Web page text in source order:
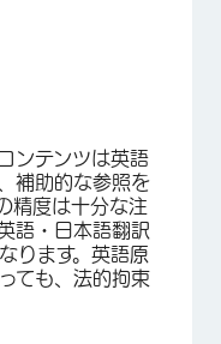
ンテンツは英語
補助的な参照を
精度は十分な注
語・日本語翻訳
ります。英語原
ても、法的拘束